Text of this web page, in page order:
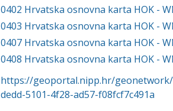
0402 Hrvatska osnovna karta HOK -
0403 Hrvatska osnovna karta HOK -
0407 Hrvatska osnovna karta HOK -
0408 Hrvatska osnovna karta HOK -
https://geoportal.nipp.hr/
dedd-5101-4f28-ad57-f08fcf7c491a